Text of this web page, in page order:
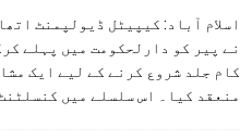
اسلام آباد: کیپیٹل ڈیولپمنٹ
نے پیر کو دارلحکومت میں پہلے
کام جلد شروع کرنے کے لیے ایک
منعقد کیا۔ اس سلسلے میں